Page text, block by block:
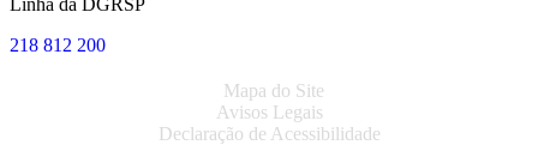
Linha da DGRSP
218 812 200
Mapa do Site
Avisos Legais
Declaração de Acessibilidade